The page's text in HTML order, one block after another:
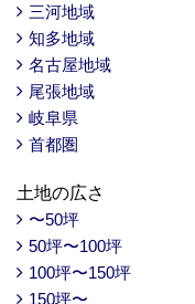
三河地域
知多地域
名古屋地域
尾張地域
岐阜県
首都圏
土地の広さ
〜50坪
50坪〜100坪
100坪〜150坪
150坪〜